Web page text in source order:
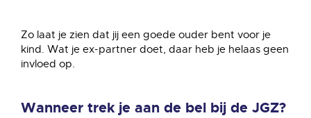
Zo laat je zien dat jij een goede ouder bent voor je
kind. Wat je ex-partner doet, daar heb je helaas geen
invloed op.
Wanneer trek je aan de bel bij de JGZ?